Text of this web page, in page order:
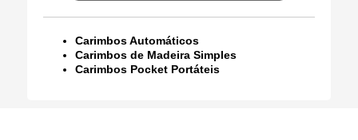
Carimbos Automáticos
Carimbos de Madeira Simples
Carimbos Pocket Portáteis